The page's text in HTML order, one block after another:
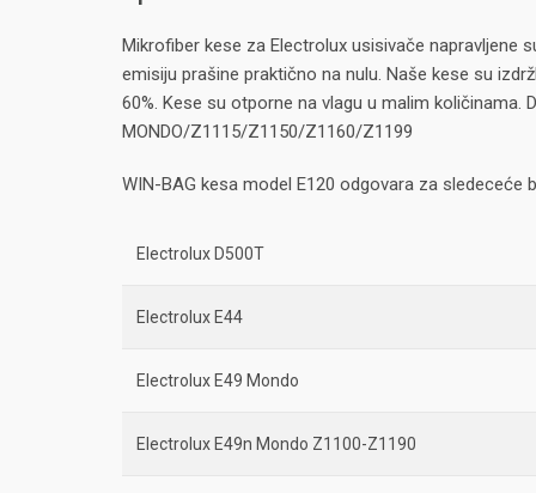
Mikrofiber kese za Electrolux usisivače napravljene
emisiju prašine praktično na nulu. Naše kese su
60%. Kese su otporne na vlagu u malim
MONDO/Z1115/Z1150/Z1160/Z1199
WIN-BAG kesa model E120 odgovara za sledeceće
Electrolux D500T
Electrolux E44
Electrolux E49 Mondo
Electrolux E49n Mondo Z1100-Z1190